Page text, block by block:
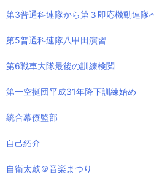
第3普通科連隊から第３即応機動連隊
第5普通科連隊八甲田演習
第6戦車大隊最後の訓練検閲
第一空挺団平成31年降下訓練始め
統合幕僚監部
自己紹介
自衛太鼓＠音楽まつり